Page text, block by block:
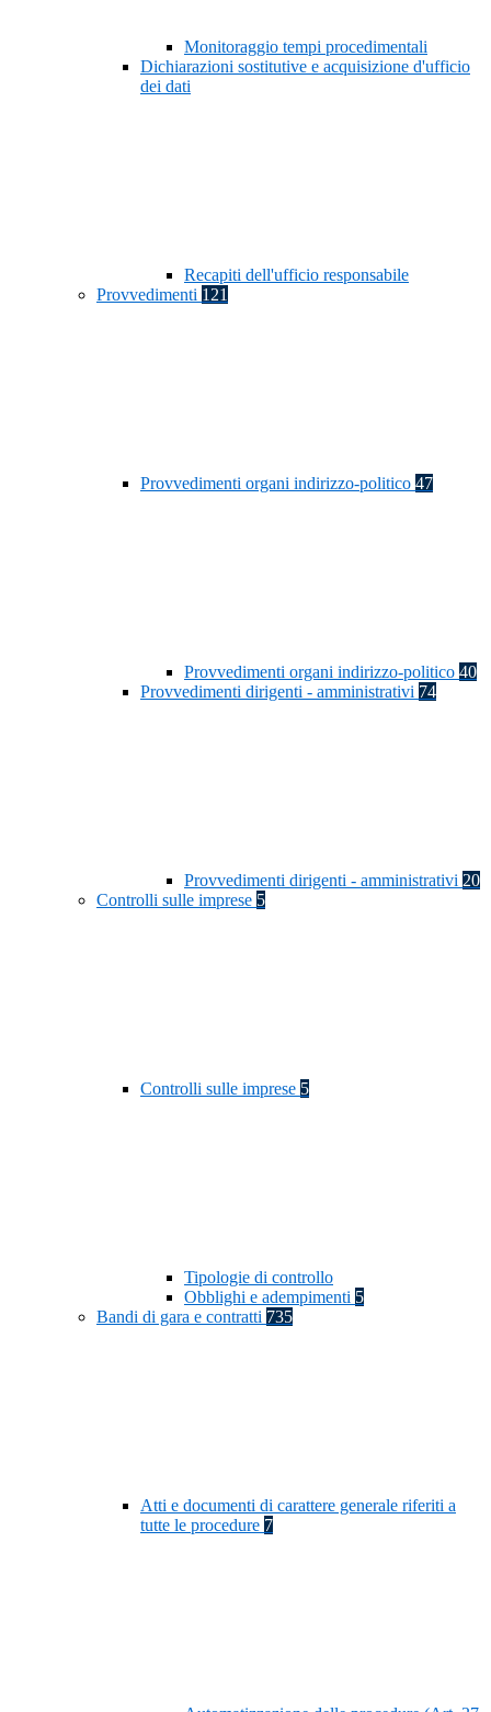
Monitoraggio tempi procedimentali
Dichiarazioni sostitutive e acquisizione d'ufficio
dei dati
Recapiti dell'ufficio responsabile
Provvedimenti 121
Provvedimenti organi indirizzo-politico 47
Provvedimenti organi indirizzo-politico 40
Provvedimenti dirigenti - amministrativi 74
Provvedimenti dirigenti - amministrativi 20
Controlli sulle imprese 5
Controlli sulle imprese 5
Tipologie di controllo
Obblighi e adempimenti 5
Bandi di gara e contratti 735
Atti e documenti di carattere generale riferiti a
tutte le procedure 7